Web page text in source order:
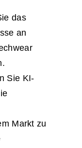
das
an
Sie KI-
Markt zu